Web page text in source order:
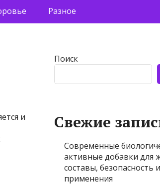
Разное
и
Поиск
Свежие
Современные
активные добавки для
составы, безопасность
применения